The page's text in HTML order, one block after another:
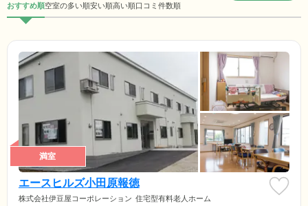
おすすめ順空室の多い順安い順高い順口コミ件数順
満室
エースヒルズ小田原報徳
株式会社伊豆屋コーポレーション 住宅型有料老人ホーム